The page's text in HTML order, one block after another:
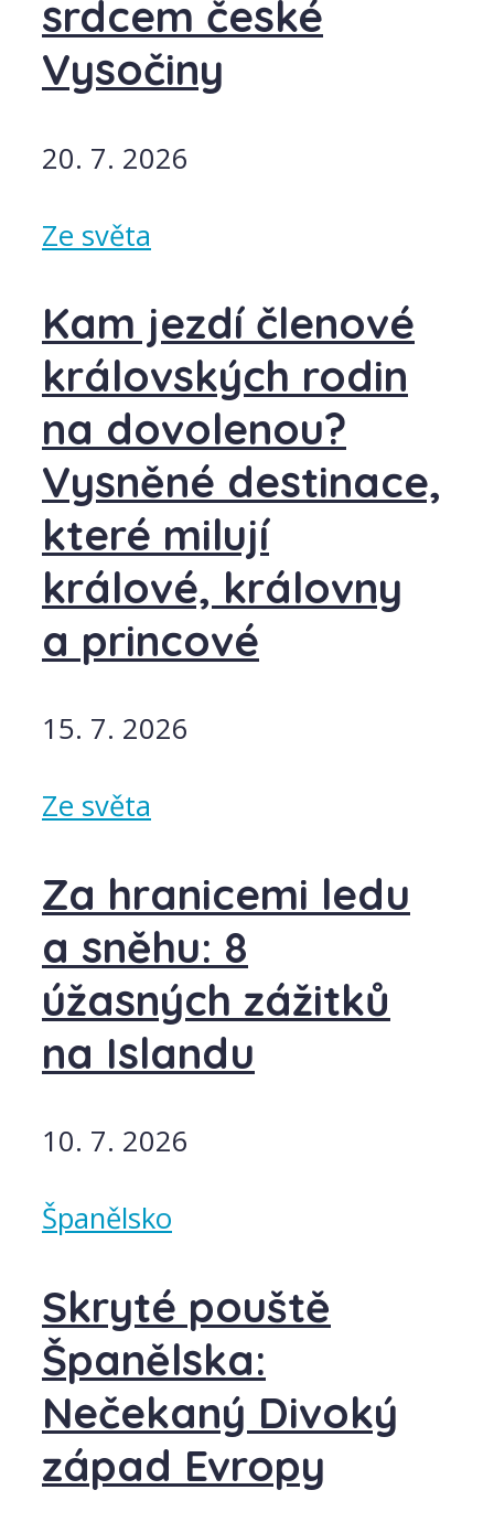
srdcem české
Vysočiny
20. 7. 2026
Ze světa
Kam jezdí členové
královských rodin
na dovolenou?
Vysněné destinace,
které milují
králové, královny
a princové
15. 7. 2026
Ze světa
Za hranicemi ledu
a sněhu: 8
úžasných zážitků
na Islandu
10. 7. 2026
Španělsko
Skryté pouště
Španělska:
Nečekaný Divoký
západ Evropy